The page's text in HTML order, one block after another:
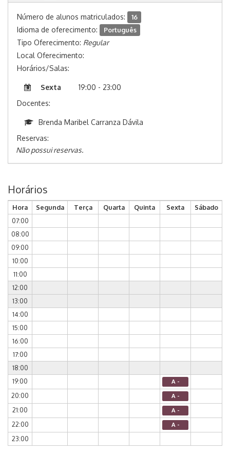
Número de alunos matriculados: 16
Idioma de oferecimento: Português
Tipo Oferecimento: Regular
Local Oferecimento:
Horários/Salas:
Sexta
19:00 - 23:00
Docentes:
Brenda Maribel Carranza Dávila
Reservas:
Não possui reservas.
Horários
Hora Segunda Terça Quarta Quinta Sexta
Sábado
07:00
08:00
09:00
10:00
11:00
12:00
13:00
14:00
15:00
16:00
17:00
18:00
19:00
A -
20:00 A -
21:00 A -
22:00 A -
23:00